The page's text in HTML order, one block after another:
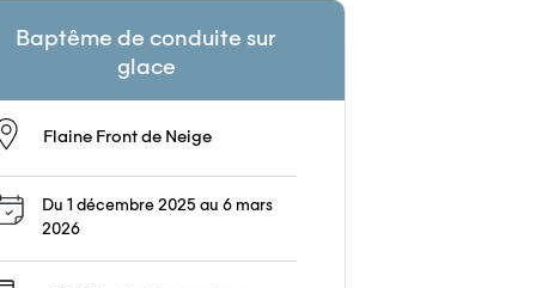
Baptême de conduite sur
glace
Flaine Front de Neige
Du 1 décembre 2025 au 6 mars
2026